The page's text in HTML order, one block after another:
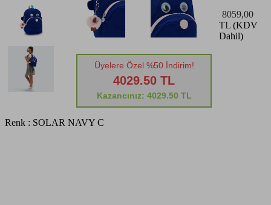
8059,00
TL (KDV
Dahil)
Üyelere Özel %50 İndirim!
4029.50 TL
Kazancınız: 4029.50 TL
Renk : SOLAR NAVY C